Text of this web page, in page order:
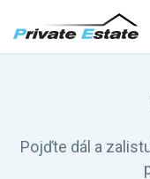
Pojďte dál a